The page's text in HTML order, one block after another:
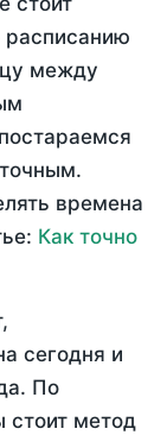
расписанию
между
времена
Как точно
сегодня и
. По
стоит метод